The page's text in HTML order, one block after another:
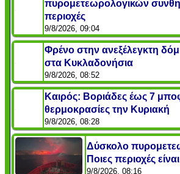
πυρομετεωρολογικών
περιοχές
9/8/2026, 09:04
Φρένο στην ανεξέλεγκτη
στα Κυκλαδονήσια
9/8/2026, 08:52
Καιρός: Βοριάδες έως 7
θερμοκρασίες την Κυριακή
9/8/2026, 08:28
Δύσκολο
Ποιες περιοχές
9/8/2026, 08:16